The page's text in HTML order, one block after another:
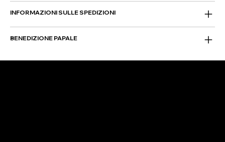
INFORMAZIONI SULLE SPEDIZIONI
BENEDIZIONE PAPALE